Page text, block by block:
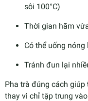
sôi 100°C)
Thời gian hãm
Có thể uống
Tránh đun lại
Pha trà đúng cách giúp
thay vì chỉ tập trung